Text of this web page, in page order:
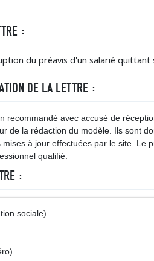
:
du préavis d'un salarié quittant
DE LA LETTRE :
recommandé avec accusé de
de la rédaction du modèle. Ils sont
à jour effectuées par le site. Le
qualifié.
:
sociale)